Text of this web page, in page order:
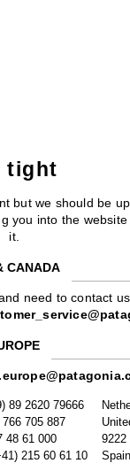
tight
but we should be
you into the
it.
CANADA
need to contact
89 2620 79666
766 705 887
48 61 000
215 60 61 10
9222